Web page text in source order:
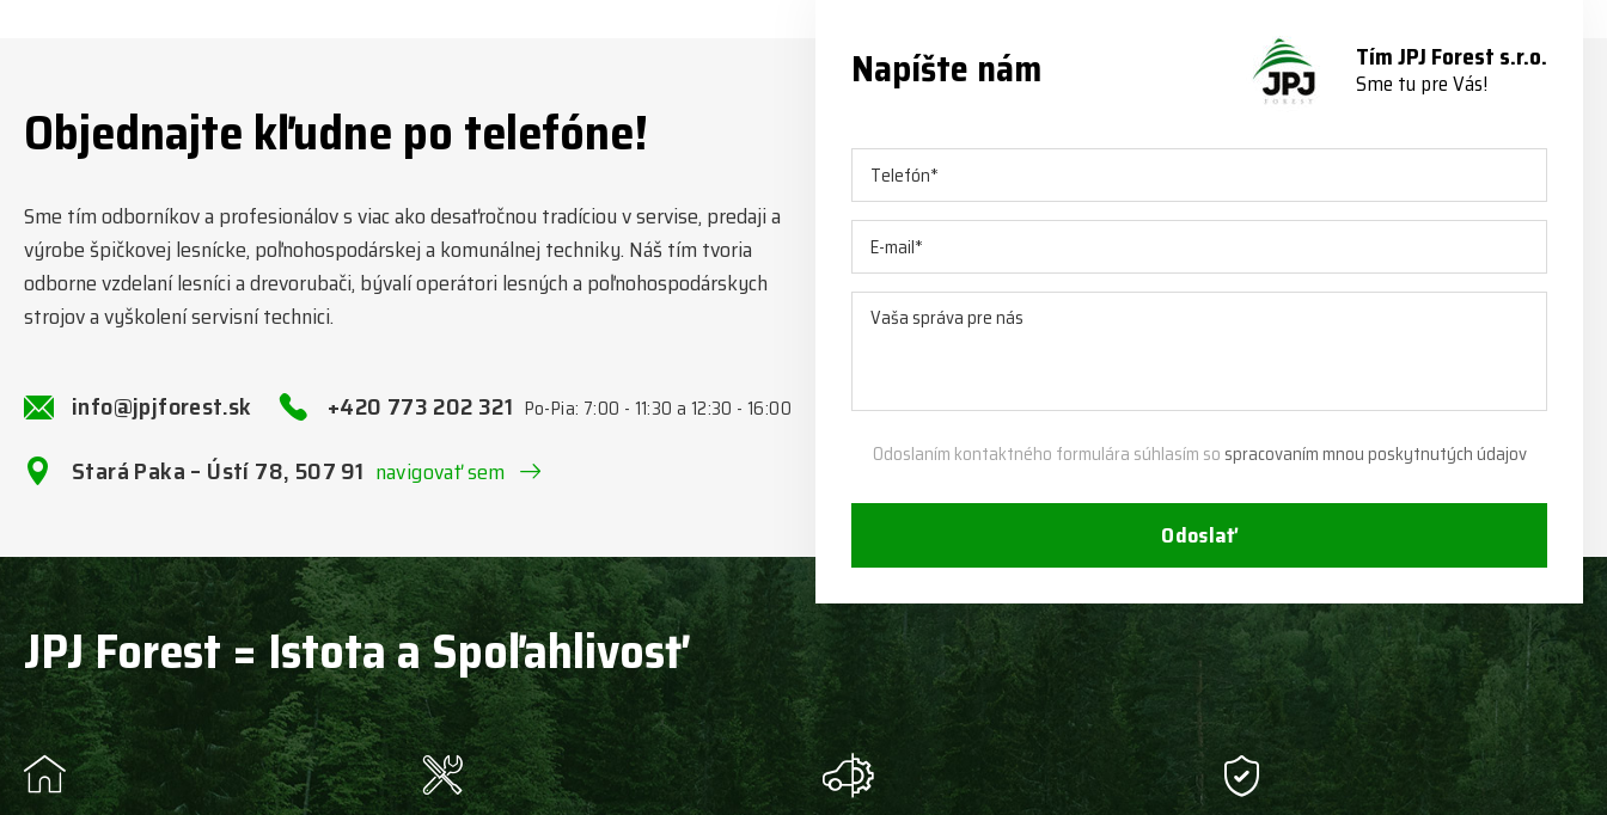
Objednajte kľudne po telefóne!
Sme tím odborníkov a profesionálov s viac ako desaťročnou tradíciou v servise, predaji a
výrobe špičkovej lesnícke, poľnohospodárskej a komunálnej techniky. Náš tím tvoria
odborne vzdelaní lesníci a drevorubači, bývalí operátori lesných a poľnohospodárskych
strojov a vyškolení servisní technici.
info@jpjforest.sk +420 773 202 321 Po-Pia: 7:00 - 11:30 a 12:30 - 16:00
Stará Paka – Ústí 78, 507 91 navigovať sem
Napíšte nám Tím JPJ Forest s.r.o.
Sme tu pre Vás!
Odoslaním kontaktného formulára súhlasím so spracovaním mnou poskytnutých údajov
Odoslať
JPJ Forest = Istota a Spoľahlivosť